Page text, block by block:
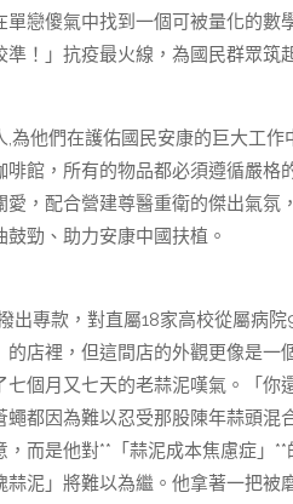
戀傻氣中找到一個可被量化的數
！」抗疫最火線，為國民群眾筑
們在護佑國民安康的巨大工作
館，所有的物品都必須遵循嚴格
，配合營建尊醫重衛的傑出氣氛
勁、助力安康中國扶植。
專款，對直屬18家高校從屬病
店裡，但這間店的外觀更像是一
個月又七天的老蒜泥嘆氣。「你
都因為難以忍受那股陳年蒜頭混
而是他對**「蒜泥成本焦慮症」
泥」將難以為繼。他拿著一把被